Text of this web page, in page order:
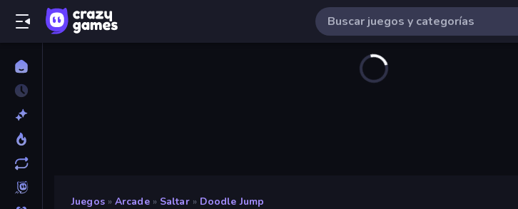
Juegos » Arcade » Saltar » Doodle Jump